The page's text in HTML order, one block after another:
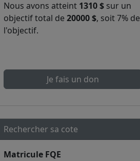
Nous avons atteint 1310 $ sur un
objectif total de 20000 $, soit 7% de
l'objectif.
Je fais un don
Rechercher sa cote
Matricule FQE